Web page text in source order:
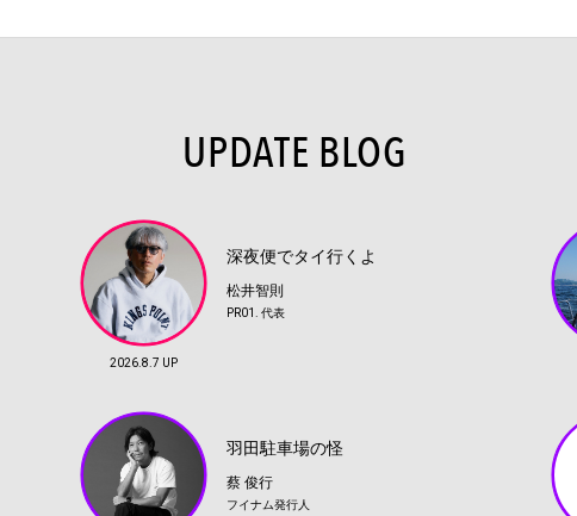
UPDATE BLOG
2026.8.7 UP
深夜便でタイ行くよ
松井智則
PR01. 代表
羽田駐車場の怪
蔡 俊行
フイナム発行人